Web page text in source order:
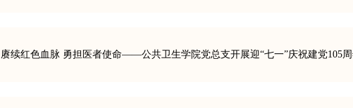
赓续红色血脉 勇担医者使命——公共卫生学院党总支开展迎“七一”庆祝建党105